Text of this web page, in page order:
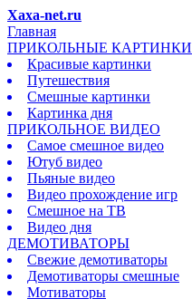
Xaxa-net.ru
Главная
ПРИКОЛЬНЫЕ КАРТИНКИ
Красивые картинки
Путешествия
Смешные картинки
Картинка дня
ПРИКОЛЬНОЕ ВИДЕО
Самое смешное видео
Ютуб видео
Пьяные видео
Видео прохождение игр
Смешное на ТВ
Видео дня
ДЕМОТИВАТОРЫ
Свежие демотиваторы
Демотиваторы смешные
Мотиваторы